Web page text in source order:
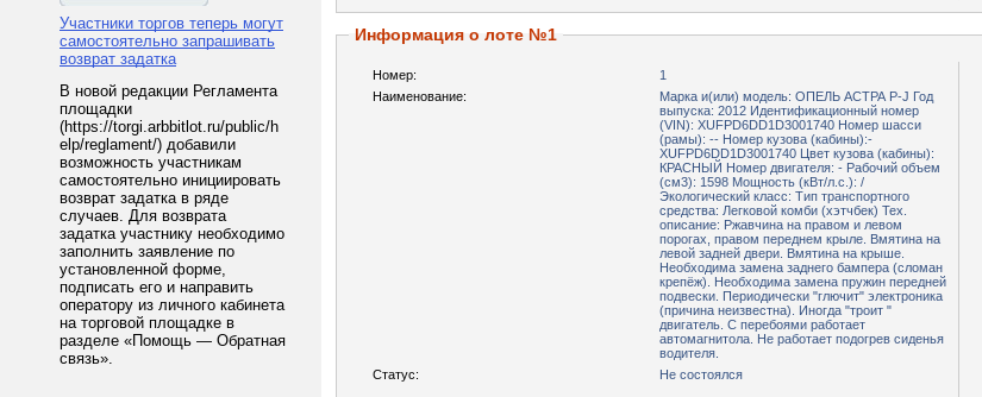
Участники торгов теперь могут
самостоятельно запрашивать
возврат задатка
В новой редакции Регламента
площадки
(https://torgi.arbbitlot.ru/public/h
elp/reglament/) добавили
возможность участникам
самостоятельно инициировать
возврат задатка в ряде
случаев. Для возврата
задатка участнику необходимо
заполнить заявление по
установленной форме,
подписать его и направить
оператору из личного кабинета
на торговой площадке в
разделе «Помощь — Обратная
связь».
Информация о лоте №1
Номер: 1
Наименование:
Марка и(или) модель: ОПЕЛЬ АСТРА Р-J Год
выпуска: 2012 Идентификационный номер
(VIN): ХUFРD6DD1D3001740 Номер шасси
(рамы): -- Номер кузова (кабины):-
ХUFРD6DD1D3001740 Цвет кузова (кабины):
КРАСНЫЙ Номер двигателя: - Рабочий объем
(см3): 1598 Мощность (кВт/л.с.): /
Экологический класс: Тип транспортного
средства: Легковой комби (хэтчбек) Тех.
описание: Ржавчина на правом и левом
порогах, правом переднем крыле. Вмятина на
левой задней двери. Вмятина на крыше.
Необходима замена заднего бампера (сломан
крепёж). Необходима замена пружин передней
подвески. Периодически "глючит" электроника
(причина неизвестна). Иногда "троит "
двигатель. С перебоями работает
автомагнитола. Не работает подогрев сиденья
водителя.
Статус: Не состоялся